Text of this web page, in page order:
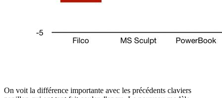
On voit la différence importante avec les précédents claviers